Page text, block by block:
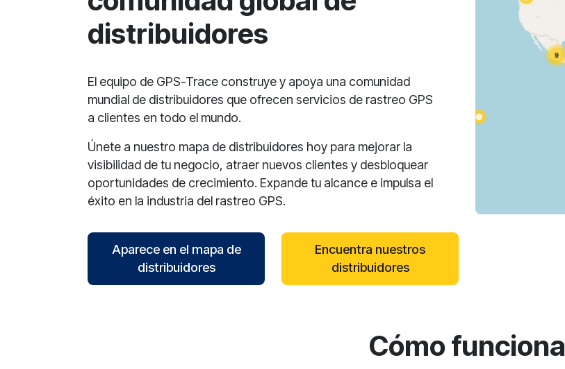
distribuidores
El equipo de GPS-Trace construye y apoya una comunidad
mundial de distribuidores que ofrecen servicios de rastreo GPS
a clientes en todo el mundo.
Únete a nuestro mapa de distribuidores hoy para mejorar la
visibilidad de tu negocio, atraer nuevos clientes y desbloquear
oportunidades de crecimiento. Expande tu alcance e impulsa el
éxito en la industria del rastreo GPS.
Aparece en el mapa de
distribuidores
Encuentra nuestros
distribuidores
Cómo funciona